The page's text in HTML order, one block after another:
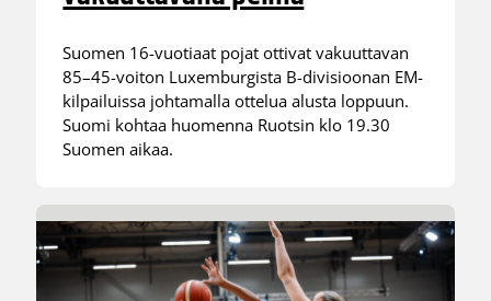
Suomen 16-vuotiaat pojat ottivat vakuuttavan
85–45-voiton Luxemburgista B-divisioonan EM-
kilpailuissa johtamalla ottelua alusta loppuun.
Suomi kohtaa huomenna Ruotsin klo 19.30
Suomen aikaa.